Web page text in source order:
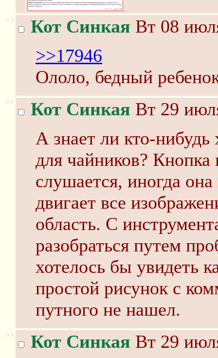
>> Кот Синкая Вт 08
>>17946
Ололо, бедный
>> Кот Синкая Вт 29
А знает ли кто-
для чайников?
слушается, иногда
двигает все
область. С
разобраться путем
хотелось бы увидеть
простой рисунок с
путного не нашел.
>> Кот Синкая Вт 29